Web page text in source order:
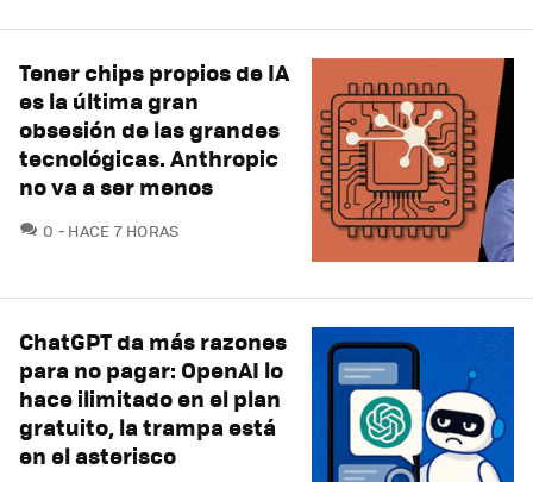
Tener chips propios de IA
es la última gran
obsesión de las grandes
tecnológicas. Anthropic
no va a ser menos
0 COMENTARIOS
HACE 7 HORAS
ChatGPT da más razones
para no pagar: OpenAI lo
hace ilimitado en el plan
gratuito, la trampa está
en el asterisco